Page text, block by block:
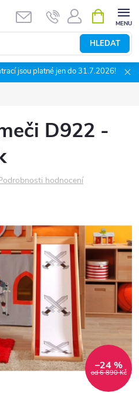
HLEDAT
NÁKUPNÍ
KOŠÍK
jsou platné jen do 31.7.2026!
D922 -
hodnocení
od 6 890 Kč
–24 %